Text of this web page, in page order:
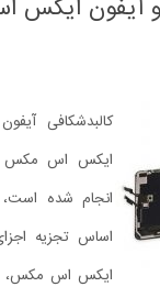
آیفون ایکس
انجام شده است،
اساس تجزیه
ایکس اس مکس،